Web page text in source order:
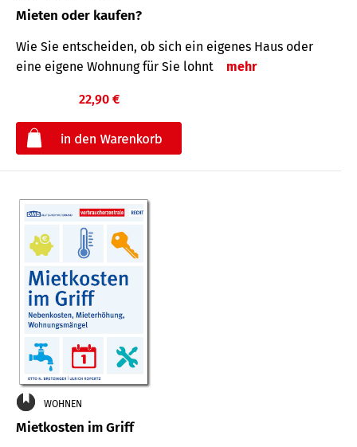
Mieten oder kaufen?
Wie Sie entscheiden, ob sich ein eigenes Haus oder
eine eigene Wohnung für Sie lohnt
mehr
22,90 €
WOHNEN
Mietkosten im Griff